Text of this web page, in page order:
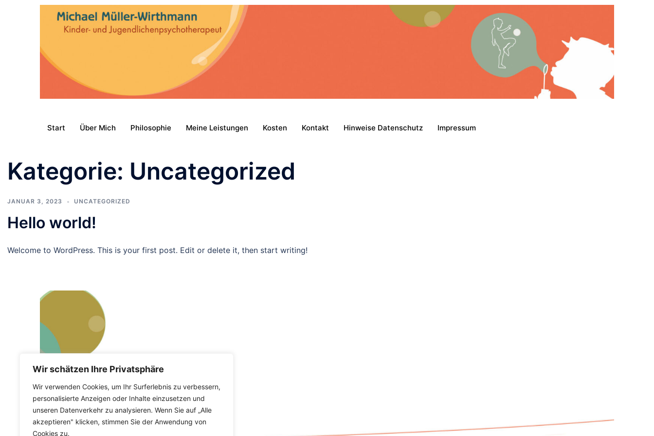
Wir schätzen Ihre Privatsphäre
Wir verwenden Cookies, um Ihr Surferlebnis zu verbessern,
personalisierte Anzeigen oder Inhalte einzusetzen und
unseren Datenverkehr zu analysieren. Wenn Sie auf „Alle
akzeptieren" klicken, stimmen Sie der Anwendung von
Cookies zu.
Start Über Mich Philosophie Meine Leistungen Kosten Kontakt Hinweise Datenschutz Impressum
Kategorie: Uncategorized
JANUAR 3, 2023 UNCATEGORIZED
Hello world!
Welcome to WordPress. This is your first post. Edit or delete it, then start writing!